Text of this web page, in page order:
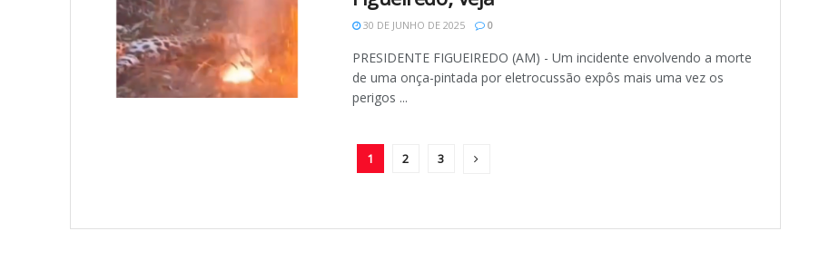
30 DE JUNHO DE 2025 0
PRESIDENTE FIGUEIREDO (AM) - Um incidente envolvendo a morte
de uma onça-pintada por eletrocussão expôs mais uma vez os
perigos ...
1 2 3